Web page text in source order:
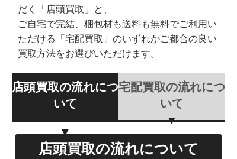
だく「店頭買取」と、
ご自宅で完結、梱包材も送料も無料でご利用い
ただける「宅配買取」のいずれかご都合の良い
買取方法をお選びいただけます。
店頭買取の流れにつ
いて
宅配買取の流れにつ
いて
店頭買取の流れについて